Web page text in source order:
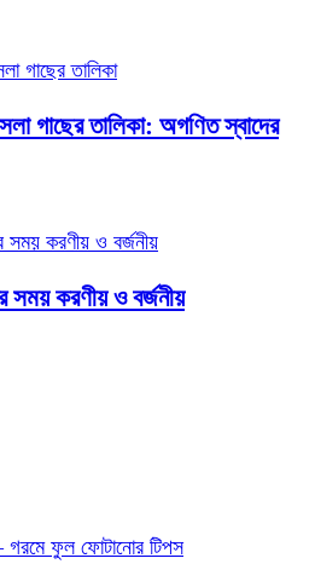
গাছের তালিকা: অগণিত স্বাদের
সময় করণীয় ও বর্জনীয়